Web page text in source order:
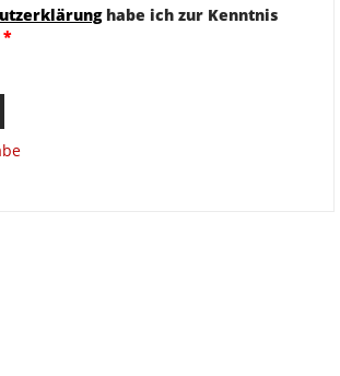
habe ich zur Kenntnis